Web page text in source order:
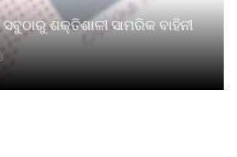
ଶକ୍ତିଶାଳୀ ସାମରିକ ବାହିନୀ